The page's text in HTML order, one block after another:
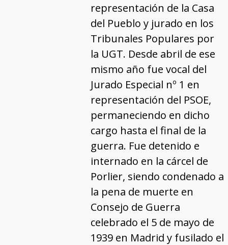
representación de la Casa
del Pueblo y jurado en los
Tribunales Populares por
la UGT. Desde abril de ese
mismo año fue vocal del
Jurado Especial nº 1 en
representación del PSOE,
permaneciendo en dicho
cargo hasta el final de la
guerra. Fue detenido e
internado en la cárcel de
Porlier, siendo condenado a
la pena de muerte en
Consejo de Guerra
celebrado el 5 de mayo de
1939 en Madrid y fusilado el